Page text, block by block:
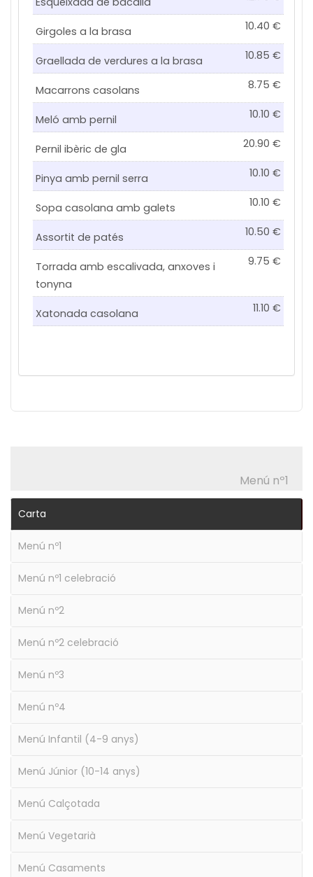
Girgoles a la brasa 10.40
Graellada de verdures a la brasa 10.85
Macarrons casolans 8.75
Meló amb pernil 10.10
Pernil ibèric de gla 20.90
Pinya amb pernil serra 10.10
Sopa casolana amb galets 10.10
Assortit de patés 10.50
Torrada amb escalivada, anxoves i
tonyna
9.75
Xatonada casolana 11.10
Menú nº1
Carta
Menú nº1
Menú nº1 celebració
Menú nº2
Menú nº2 celebració
Menú nº3
Menú nº4
Menú Infantil (4-9 anys)
Menú Júnior (10-14 anys)
Menú Calçotada
Menú Vegetarià
Menú Casaments